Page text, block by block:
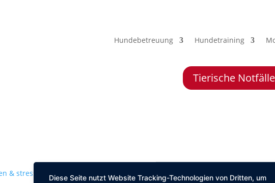
Hundebetreuung Hundetraining
Tierische
Diese Seite nutzt Website Tracking-Technologien von Dritten, um